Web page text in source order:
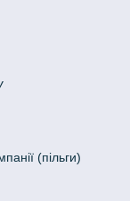
(пільги)